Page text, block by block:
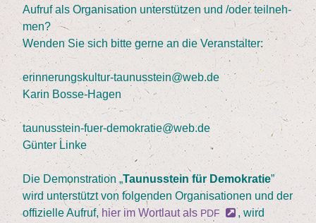
Auf­ruf als Orga­ni­sa­ti­on unter­stüt­zen und /​oder teil­neh­
men?
Wen­den Sie sich bit­te ger­ne an die Veranstalter:
erinnerungskultur-taunusstein@web.de
Karin Bos­se-Hagen
taunusstein-fuer-demokratie@web.de
Gün­ter Linke
Die Demons­tra­ti­on „Tau­nus­stein für Demo­kra­tie”
wird unter­stützt von fol­gen­den Orga­ni­sa­tio­nen und der
offi­zi­el­le Auf­ruf, hier im Wort­laut als PDF
, wird